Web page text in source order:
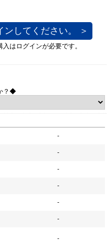
してください。 ＞
？◆
-
-
-
-
-
-
-